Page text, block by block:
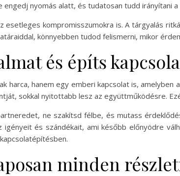
engedj nyomás alatt, és tudatosan tudd irányítani
esetleges kompromisszumokra is. A tárgyalás
könnyebben tudod felismerni, mikor
és építs
harca, hanem egy emberi kapcsolat is,
sokkal nyitottabb lesz az együttműködésre.
ne szakítsd félbe, és mutass
és szándékait, ami később előnyödre
minden